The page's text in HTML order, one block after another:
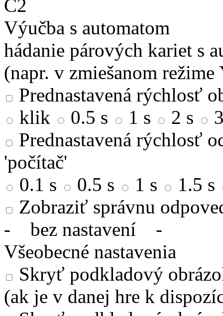
C2
Výučba s automatom
hádanie párových kariet s
(napr. v zmiešanom režime
Prednastavená rýchlosť
klik
0.5 s 1 s 2 s
Prednastavená rýchlosť
'počítač'
0.1 s
0.5 s 1 s
1.5 s
Zobraziť správnu
- bez nastavení -
Všeobecné nastavenia
Skryť podkladový
(ak je v danej hre k